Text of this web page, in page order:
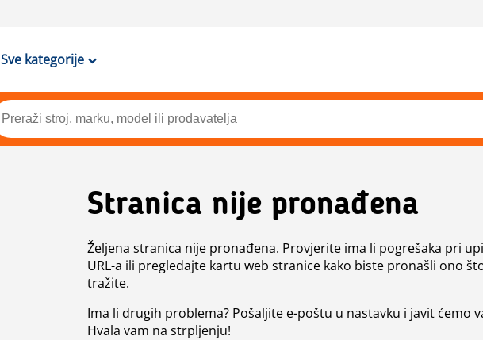
Sve kategorije
Stranica nije pronađena
Željena stranica nije pronađena. Provjerite ima li pogrešaka pri
URL-a ili pregledajte kartu web stranice kako biste pronašli ono
tražite.
Ima li drugih problema? Pošaljite e-poštu u nastavku i javit ćemo
Hvala vam na strpljenju!